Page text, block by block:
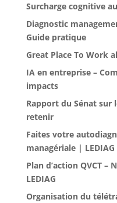
Surcharge cognitive
Diagnostic
Guide pratique
Great Place To Work
IA en entreprise –
impacts
Rapport du Sénat sur
retenir
Faites votre
managériale | LEDIAG
Plan d’action QVCT
LEDIAG
Organisation du